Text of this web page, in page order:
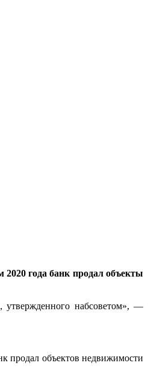
года банк продал объекты
утвержденного набсоветом», —
продал объектов недвижимости